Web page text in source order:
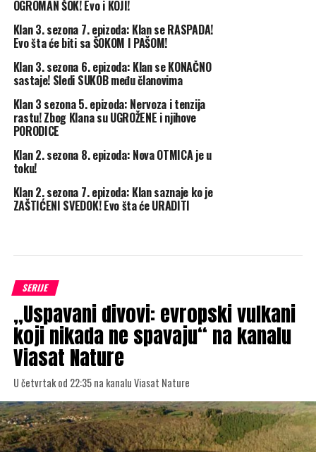
OGROMAN ŠOK! Evo i KOJI!
Klan 3. sezona 7. epizoda: Klan se RASPADA!
Evo šta će biti sa ŠOKOM I PAŠOM!
Klan 3. sezona 6. epizoda: Klan se KONAČNO
sastaje! Sledi SUKOB među članovima
Klan 3 sezona 5. epizoda: Nervoza i tenzija
rastu! Zbog Klana su UGROŽENE i njihove
PORODICE
Klan 2. sezona 8. epizoda: Nova OTMICA je u
toku!
Klan 2. sezona 7. epizoda: Klan saznaje ko je
ZAŠTIĆENI SVEDOK! Evo šta će URADITI
SERIJE
„Uspavani divovi: evropski vulkani
koji nikada ne spavaju“ na kanalu
Viasat Nature
U četvrtak od 22:35 na kanalu Viasat Nature